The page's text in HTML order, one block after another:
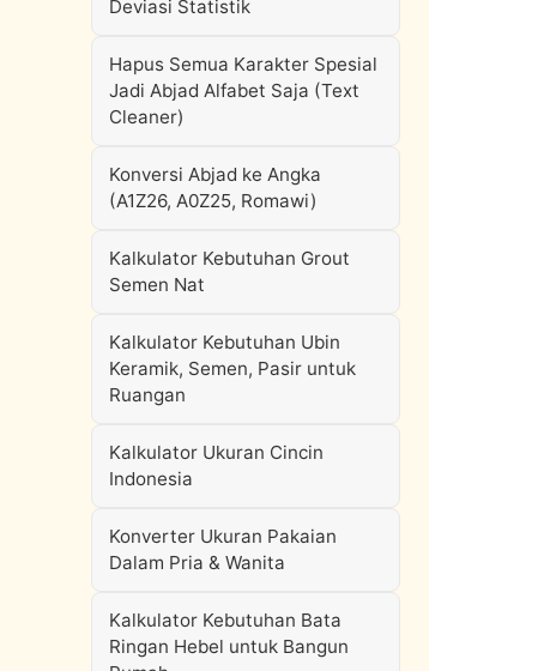
Deviasi Statistik
Hapus Semua Karakter Spesial
Jadi Abjad Alfabet Saja (Text
Cleaner)
Konversi Abjad ke Angka
(A1Z26, A0Z25, Romawi)
Kalkulator Kebutuhan Grout
Semen Nat
Kalkulator Kebutuhan Ubin
Keramik, Semen, Pasir untuk
Ruangan
Kalkulator Ukuran Cincin
Indonesia
Konverter Ukuran Pakaian
Dalam Pria & Wanita
Kalkulator Kebutuhan Bata
Ringan Hebel untuk Bangun